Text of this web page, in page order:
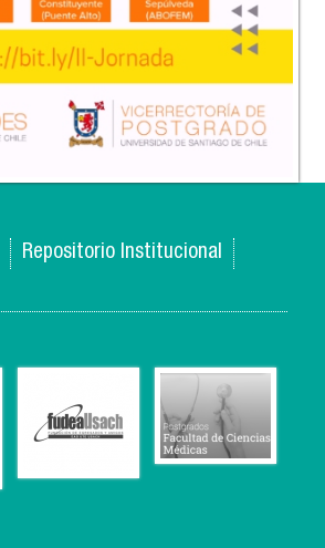
Repositorio Institucional